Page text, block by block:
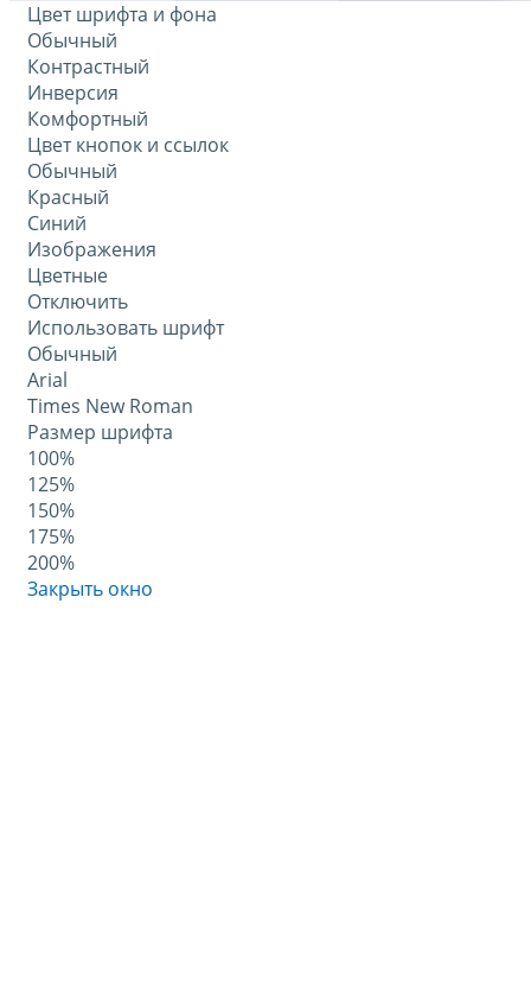
Цвет шрифта и фона
Обычный
Контрастный
Инверсия
Комфортный
Цвет кнопок и ссылок
Обычный
Красный
Синий
Изображения
Цветные
Отключить
Использовать шрифт
Обычный
Arial
Times New Roman
Размер шрифта
100%
125%
150%
175%
200%
Закрыть окно